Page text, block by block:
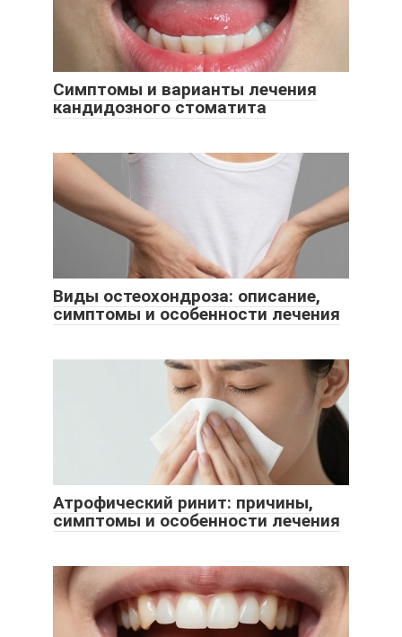
Симптомы и варианты лечения
кандидозного стоматита
Виды остеохондроза: описание,
симптомы и особенности лечения
Атрофический ринит: причины,
симптомы и особенности лечения